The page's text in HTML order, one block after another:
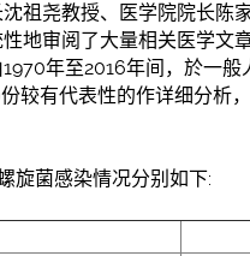
祖尧教授、医学院院长陈
地审阅了大量相关医学文
年至2016年间，於一
较有代表性的作详细分析
旋菌感染情况分别如下: